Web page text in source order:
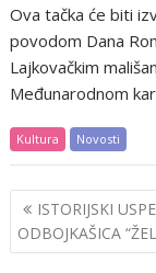
Ova tačka će biti
povodom Dana
Lajkovačkim
Međunarodnom
Kultura Novosti
Post
navigation
ISTORIJSKI
ODBOJKAŠICA